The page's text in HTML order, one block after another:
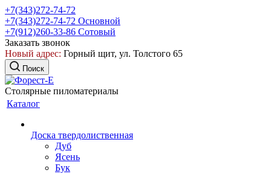
+7(343)272-74-72
+7(343)272-74-72 Основной
+7(912)260-33-86 Сотовый
Заказать звонок
Новый адрес: Горный щит, ул. Толстого 65
Поиск
Столярные пиломатериалы
Каталог
Доска твердолиственная
Дуб
Ясень
Бук